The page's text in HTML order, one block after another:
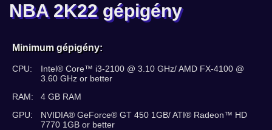
NBA 2K22 gépigény
Minimum gépigény:
CPU:
Intel® Core™ i3-2100 @ 3.10 GHz/ AMD FX-4100 @
3.60 GHz or better
RAM:
4 GB RAM
GPU:
NVIDIA® GeForce® GT 450 1GB/ ATI® Radeon™ HD
7770 1GB or better